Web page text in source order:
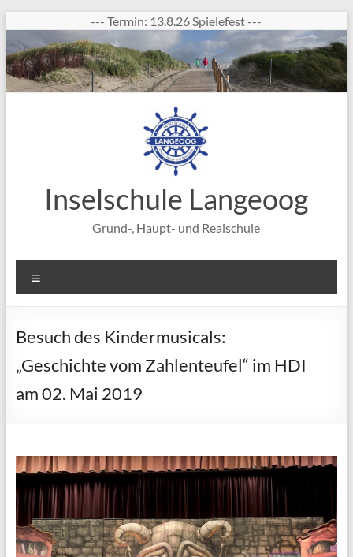
Inhalt
springen
--- Termin: 13.8.26 Spielefest ---
Inselschule Langeoog
Grund-, Haupt- und Realschule
Besuch des Kindermusicals:
„Geschichte vom Zahlenteufel“ im HDI
am 02. Mai 2019